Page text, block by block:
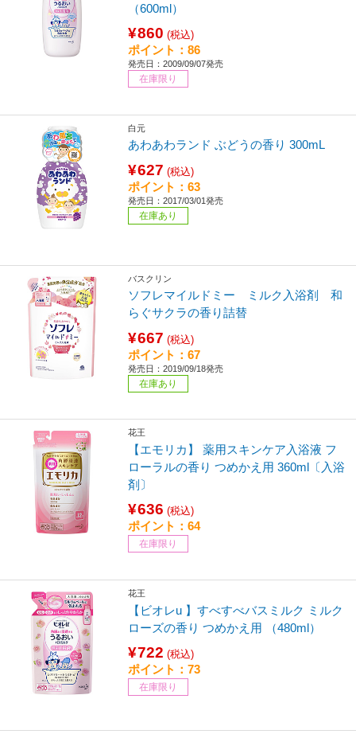
（600ml）
¥860 (税込)
ポイント：86
発売日：2009/09/07発売
在庫限り
白元
あわあわランド ぶどうの香り 300mL
¥627 (税込)
ポイント：63
発売日：2017/03/01発売
在庫あり
バスクリン
ソフレマイルドミー ミルク入浴剤 和
らぐサクラの香り詰替
¥667 (税込)
ポイント：67
発売日：2019/09/18発売
在庫あり
花王
【エモリカ】 薬用スキンケア入浴液 フ
ローラルの香り つめかえ用 360ml〔入浴
剤〕
¥636 (税込)
ポイント：64
在庫限り
花王
【ビオレu 】すべすべバスミルク ミルク
ローズの香り つめかえ用 （480ml）
¥722 (税込)
ポイント：73
在庫限り